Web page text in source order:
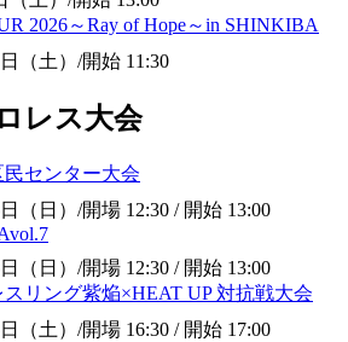
2026～Ray of Hope～in SHINKIBA
（土） /開始 11:30
レス大会
民センター大会
（日） /開場 12:30 / 開始 13:00
（日） /開場 12:30 / 開始 13:00
スリング紫焔×HEAT UP 対抗戦大会
（土） /開場 16:30 / 開始 17:00